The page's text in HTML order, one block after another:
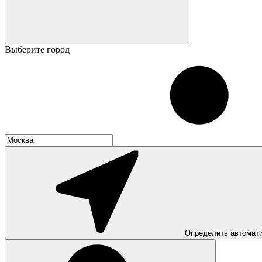
Выберите город
Определить